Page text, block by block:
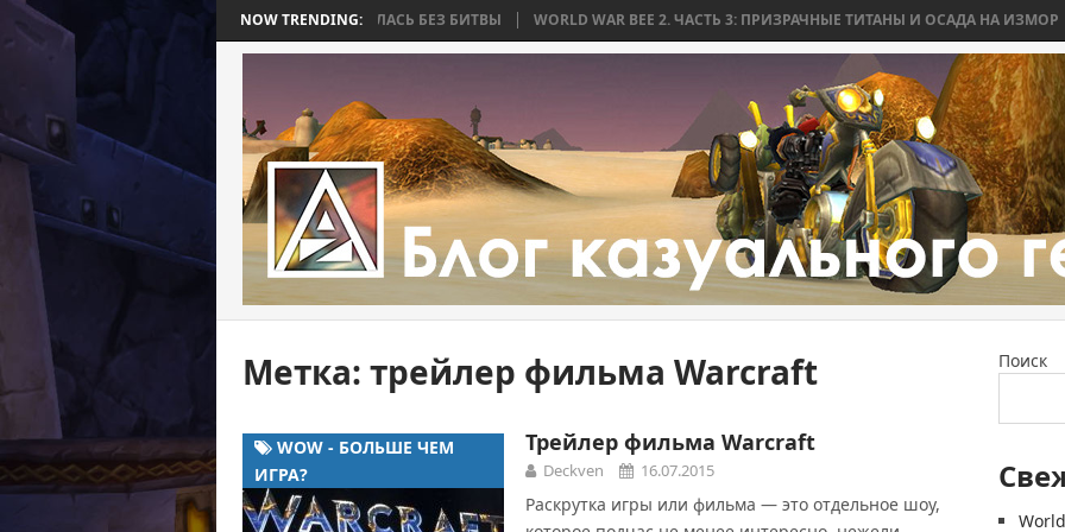
NOW TRENDING:
BEE 2. ЧАСТЬ 4: ВОЙНА, КОТОРАЯ ЗАКОНЧИЛАСЬ БЕЗ БИТВЫ WORLD WAR BEE 2. ЧАСТЬ 3: ПРИЗРАЧНЫЕ ТИТАНЫ И ОСАДА НА ИЗМОР
Метка: трейлер фильма Warcraft
WOW - БОЛЬШЕ ЧЕМ
ИГРА?
Трейлер фильма Warcraft
Deckven 16.07.2015
Раскрутка игры или фильма — это отдельное шоу,
Поиск